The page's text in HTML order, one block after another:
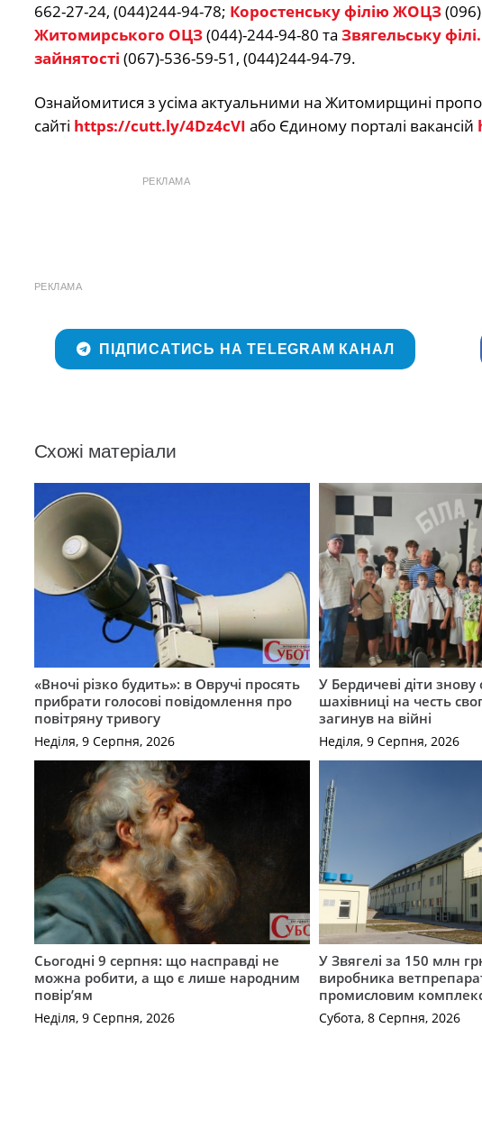
662-27-24, (044)244-94-78; Коростенську філію ЖОЦЗ
Житомирського ОЦЗ(044)-244-94-80 та Звягельську
зайнятості (067)-536-59-51, (044)244-94-79.
Ознайомитися з усіма актуальними на Житомирщині
сайті https://cutt.ly/4Dz4cVI або Єдиному порталі вакансій
РЕКЛАМА
РЕКЛАМА
ПІДПИСАТИСЬ НА TELEGRAM КАНАЛ
Схожі матеріали
«Вночі різко будить»: в Овручі просять
прибрати голосові повідомлення про
повітряну тривогу
Неділя, 9 Серпня, 2026
У Бердичеві діти знову
шахівниці на честь
загинув на війні
Неділя, 9 Серпня, 2026
Сьогодні 9 серпня: що насправді не
можна робити, а що є лише народним
повір’ям
Неділя, 9 Серпня, 2026
У Звягелі за 150 млн
виробника
промисловим
Субота, 8 Серпня, 2026